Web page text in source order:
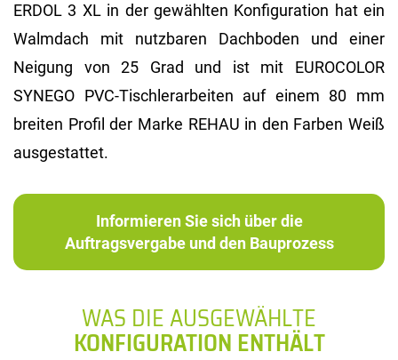
ERDOL 3 XL in der gewählten Konfiguration hat ein
Walmdach mit nutzbaren Dachboden und einer
Neigung von 25 Grad und ist mit EUROCOLOR
SYNEGO PVC-Tischlerarbeiten auf einem 80 mm
breiten Profil der Marke REHAU in den Farben Weiß
ausgestattet.
Informieren Sie sich über die
Auftragsvergabe und den Bauprozess
WAS DIE AUSGEWÄHLTE
KONFIGURATION ENTHÄLT